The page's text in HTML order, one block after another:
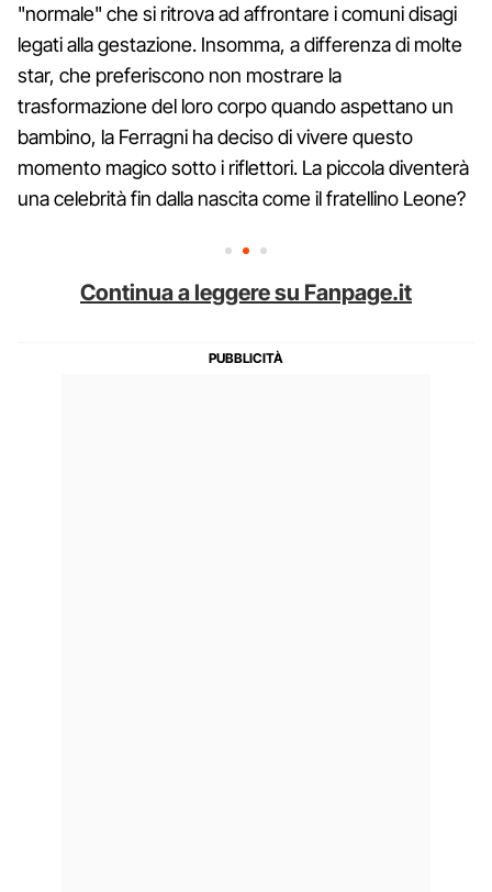
"normale" che si ritrova ad affrontare i comuni disagi
legati alla gestazione. Insomma, a differenza di molte
star, che preferiscono non mostrare la
trasformazione del loro corpo quando aspettano un
bambino, la Ferragni ha deciso di vivere questo
momento magico sotto i riflettori. La piccola diventerà
una celebrità fin dalla nascita come il fratellino Leone?
Continua a leggere su Fanpage.it